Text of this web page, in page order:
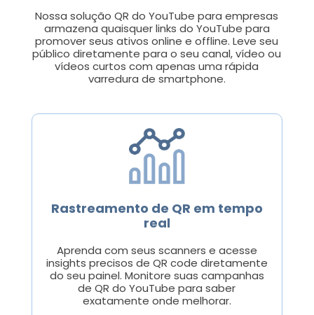
Nossa solução QR do YouTube para empresas
armazena quaisquer links do YouTube para
promover seus ativos online e offline. Leve seu
público diretamente para o seu canal, vídeo ou
vídeos curtos com apenas uma rápida
varredura de smartphone.
Rastreamento de QR em tempo
real
Aprenda com seus scanners e acesse
insights precisos de QR code diretamente
do seu painel. Monitore suas campanhas
de QR do YouTube para saber
exatamente onde melhorar.